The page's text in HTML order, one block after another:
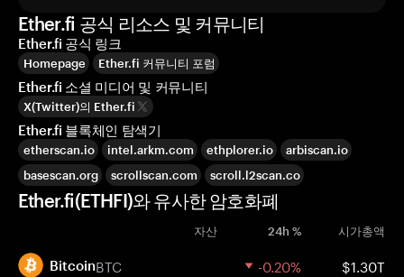
Ether.fi 공식 리소스 및 커뮤니티
Ether.fi 공식 링크
Homepage Ether.fi 커뮤니티 포럼
Ether.fi 소셜 미디어 및 커뮤니티
X(Twitter)의 Ether.fi
Ether.fi 블록체인 탐색기
etherscan.io intel.arkm.com ethplorer.io
arbiscan.io
basescan.org
scrollscan.com scroll.l2scan.co
Ether.fi(ETHFI)와 유사한 암호화폐
자산 24h % 시가총액
BitcoinBTC -0.20% $1.30T